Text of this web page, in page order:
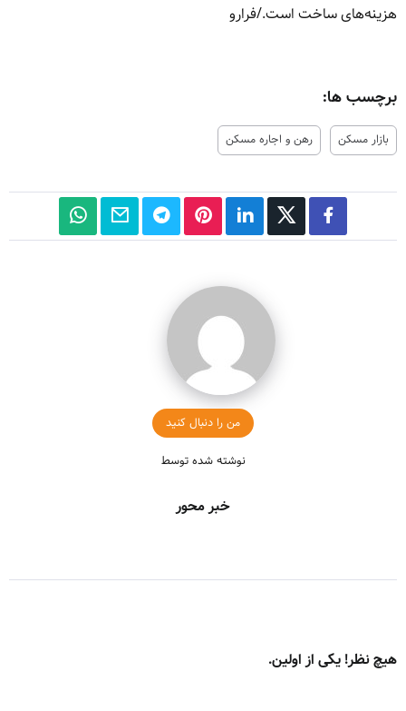
هزینه‌های ساخت است./فرارو
برچسب ها:
بازار مسکن رهن و اجاره مسکن
من را دنبال کنید
نوشته شده توسط
خبر محور
هیچ نظر! یکی از اولین.